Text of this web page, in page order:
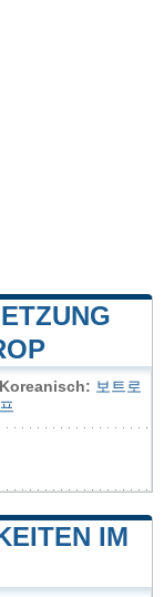
Koreanisch: 보트로
프
IM